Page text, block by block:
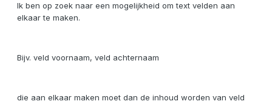
Ik ben op zoek naar een mogelijkheid om text velden aan
elkaar te maken.
Bijv. veld voornaam, veld achternaam
die aan elkaar maken moet dan de inhoud worden van veld